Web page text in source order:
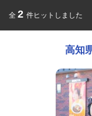
全 2 件ヒットしました
高知